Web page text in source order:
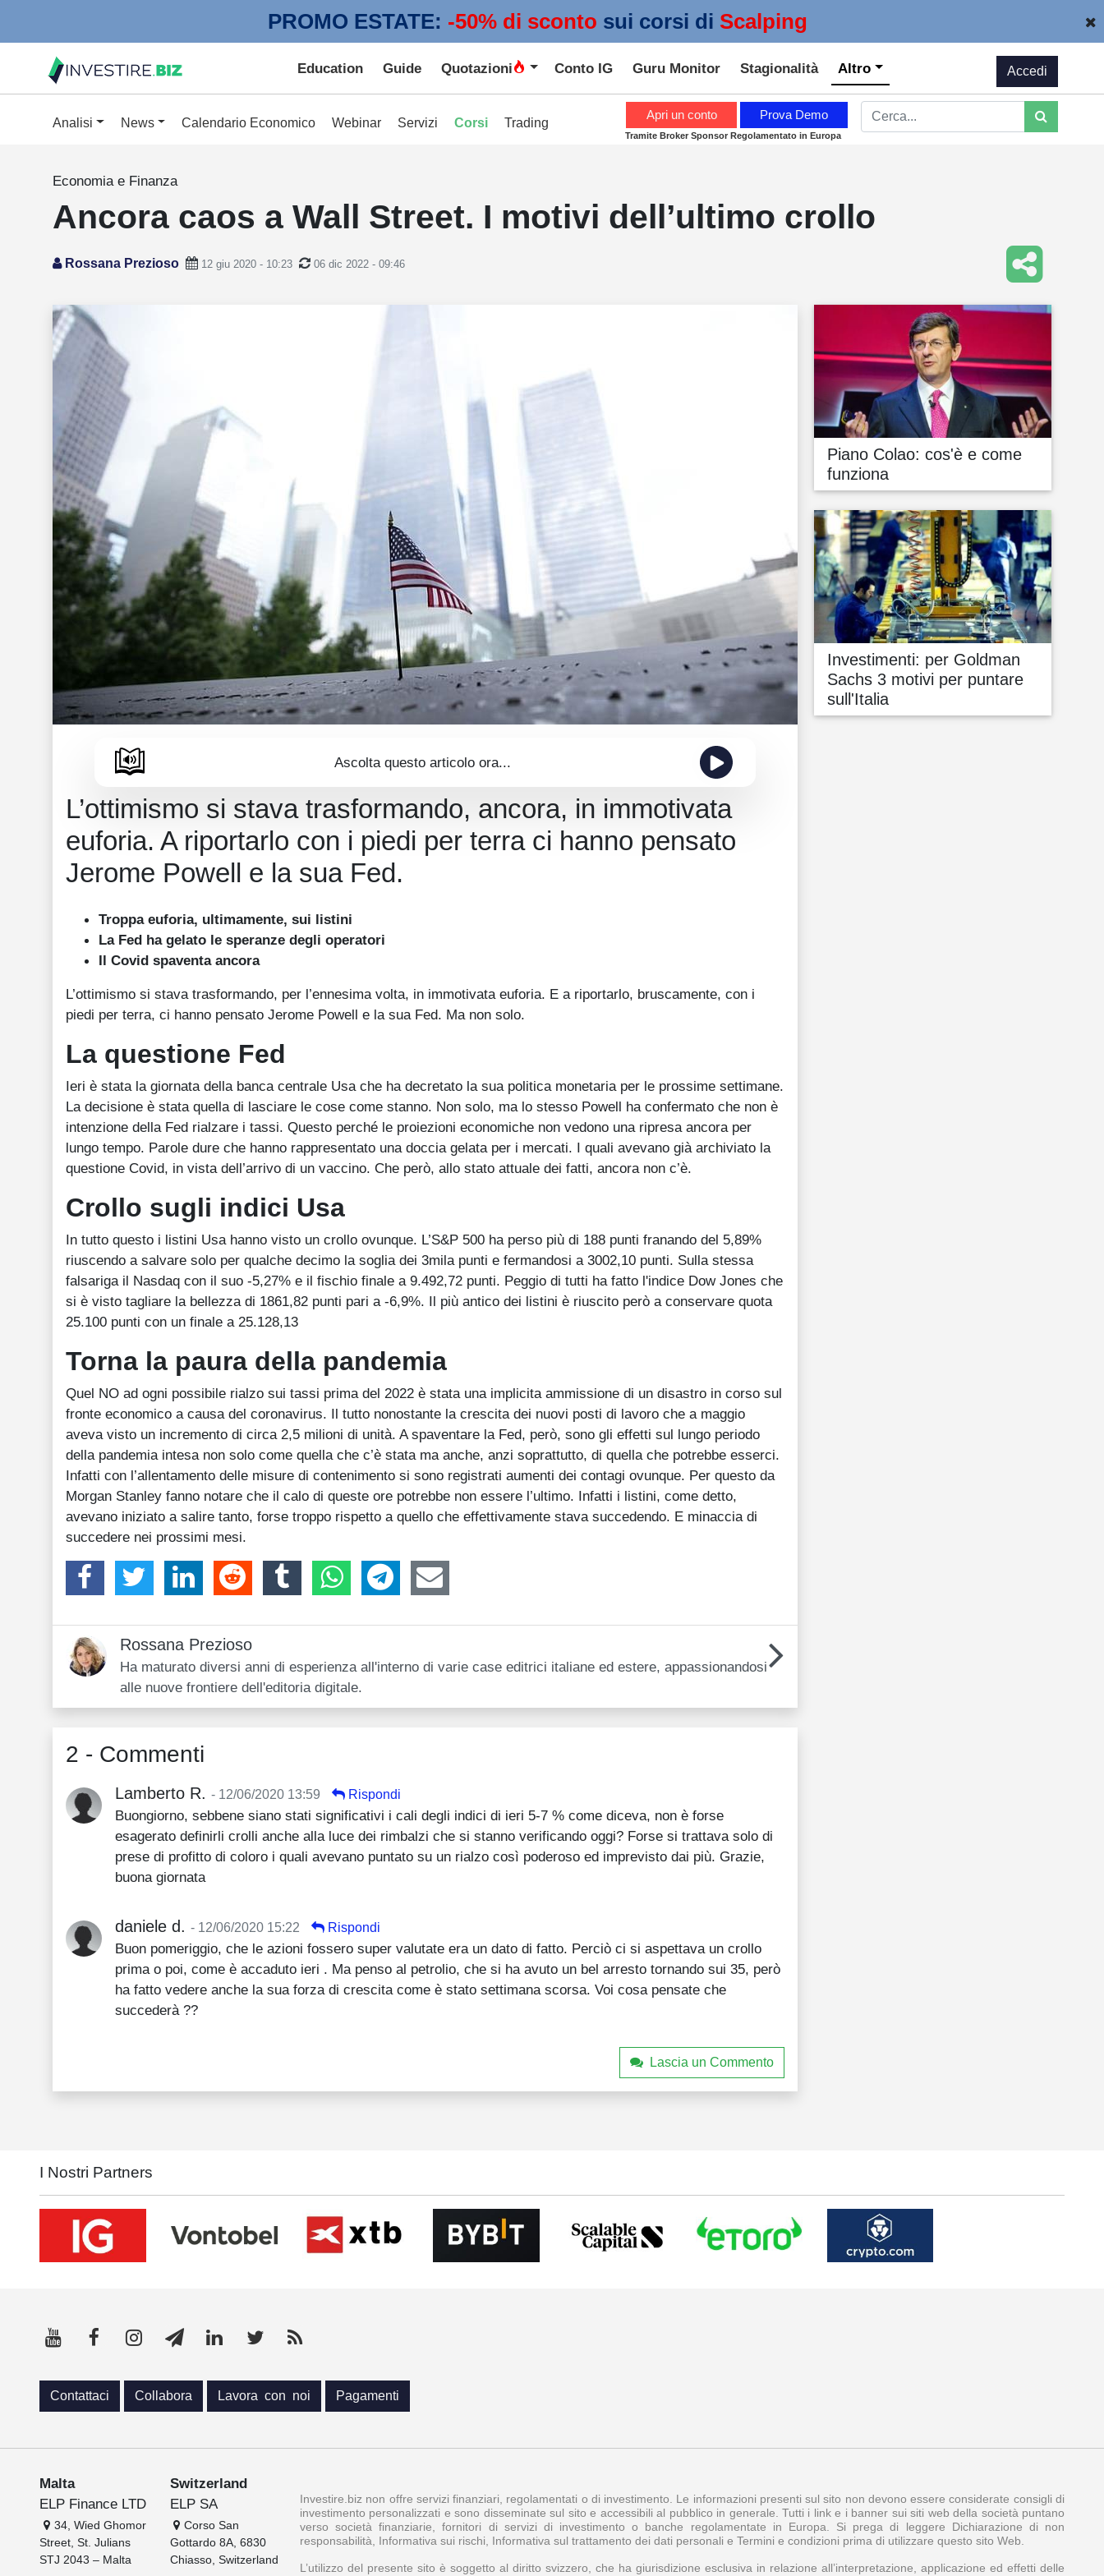
PROMO ESTATE: -50% di sconto sui corsi di Scalping
Education Guide Quotazioni Conto IG Guru Monitor Stagionalità Altro Accedi
Analisi News Calendario Economico Webinar Servizi Corsi Trading
Apri un conto Prova Demo
Tramite Broker Sponsor Regolamentato in Europa
Economia e Finanza
Ancora caos a Wall Street. I motivi dell’ultimo crollo
Rossana Prezioso 12 giu 2020 - 10:23 06 dic 2022 - 09:46
Ascolta questo articolo ora...
L’ottimismo si stava trasformando, ancora, in immotivata
euforia. A riportarlo con i piedi per terra ci hanno pensato
Jerome Powell e la sua Fed.
Troppa euforia, ultimamente, sui listini
La Fed ha gelato le speranze degli operatori
Il Covid spaventa ancora
L’ottimismo si stava trasformando, per l’ennesima volta, in immotivata euforia. E a riportarlo, bruscamente, con i
piedi per terra, ci hanno pensato Jerome Powell e la sua Fed. Ma non solo.
La questione Fed
Ieri è stata la giornata della banca centrale Usa che ha decretato la sua politica monetaria per le prossime settimane.
La decisione è stata quella di lasciare le cose come stanno. Non solo, ma lo stesso Powell ha confermato che non è
intenzione della Fed rialzare i tassi. Questo perché le proiezioni economiche non vedono una ripresa ancora per
lungo tempo. Parole dure che hanno rappresentato una doccia gelata per i mercati. I quali avevano già archiviato la
questione Covid, in vista dell’arrivo di un vaccino. Che però, allo stato attuale dei fatti, ancora non c’è.
Crollo sugli indici Usa
In tutto questo i listini Usa hanno visto un crollo ovunque. L’S&P 500 ha perso più di 188 punti franando del 5,89%
riuscendo a salvare solo per qualche decimo la soglia dei 3mila punti e fermandosi a 3002,10 punti. Sulla stessa
falsariga il Nasdaq con il suo -5,27% e il fischio finale a 9.492,72 punti. Peggio di tutti ha fatto l'indice Dow Jones che
si è visto tagliare la bellezza di 1861,82 punti pari a -6,9%. Il più antico dei listini è riuscito però a conservare quota
25.100 punti con un finale a 25.128,13
Torna la paura della pandemia
Quel NO ad ogni possibile rialzo sui tassi prima del 2022 è stata una implicita ammissione di un disastro in corso sul
fronte economico a causa del coronavirus. Il tutto nonostante la crescita dei nuovi posti di lavoro che a maggio
aveva visto un incremento di circa 2,5 milioni di unità. A spaventare la Fed, però, sono gli effetti sul lungo periodo
della pandemia intesa non solo come quella che c’è stata ma anche, anzi soprattutto, di quella che potrebbe esserci.
Infatti con l’allentamento delle misure di contenimento si sono registrati aumenti dei contagi ovunque. Per questo da
Morgan Stanley fanno notare che il calo di queste ore potrebbe non essere l’ultimo. Infatti i listini, come detto,
avevano iniziato a salire tanto, forse troppo rispetto a quello che effettivamente stava succedendo. E minaccia di
succedere nei prossimi mesi.
Rossana Prezioso
Ha maturato diversi anni di esperienza all'interno di varie case editrici italiane ed estere, appassionandosi
alle nuove frontiere dell'editoria digitale.
2 - Commenti
Lamberto R. - 12/06/2020 13:59 Rispondi
Buongiorno, sebbene siano stati significativi i cali degli indici di ieri 5-7 % come diceva, non è forse
esagerato definirli crolli anche alla luce dei rimbalzi che si stanno verificando oggi? Forse si trattava solo di
prese di profitto di coloro i quali avevano puntato su un rialzo così poderoso ed imprevisto dai più. Grazie,
buona giornata
daniele d. - 12/06/2020 15:22 Rispondi
Buon pomeriggio, che le azioni fossero super valutate era un dato di fatto. Perciò ci si aspettava un crollo
prima o poi, come è accaduto ieri . Ma penso al petrolio, che si ha avuto un bel arresto tornando sui 35, però
ha fatto vedere anche la sua forza di crescita come è stato settimana scorsa. Voi cosa pensate che
succederà ??
Lascia un Commento
Piano Colao: cos'è e come
funziona
Investimenti: per Goldman
Sachs 3 motivi per puntare
sull'Italia
I Nostri Partners
Contattaci Collabora Lavora con noi Pagamenti
Malta
ELP Finance LTD
34, Wied Ghomor
Street, St. Julians
STJ 2043 – Malta
Switzerland
ELP SA
Corso San
Gottardo 8A, 6830
Chiasso, Switzerland
Investire.biz non offre servizi finanziari, regolamentati o di investimento. Le informazioni presenti sul sito non devono essere considerate consigli di
investimento personalizzati e sono disseminate sul sito e accessibili al pubblico in generale. Tutti i link e i banner sui siti web della società puntano
verso società finanziarie, fornitori di servizi di investimento o banche regolamentate in Europa. Si prega di leggere Dichiarazione di non
responsabilità, Informativa sui rischi, Informativa sul trattamento dei dati personali e Termini e condizioni prima di utilizzare questo sito Web.
L’utilizzo del presente sito è soggetto al diritto svizzero, che ha giurisdizione esclusiva in relazione all’interpretazione, applicazione ed effetti delle